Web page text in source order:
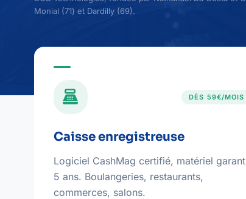
Monial (71) et Dardilly (69).
point_of_sale DÈS 59€/MOIS
Caisse enregistreuse
Logiciel CashMag certifié, matériel
5 ans. Boulangeries, restaurants,
commerces, salons.